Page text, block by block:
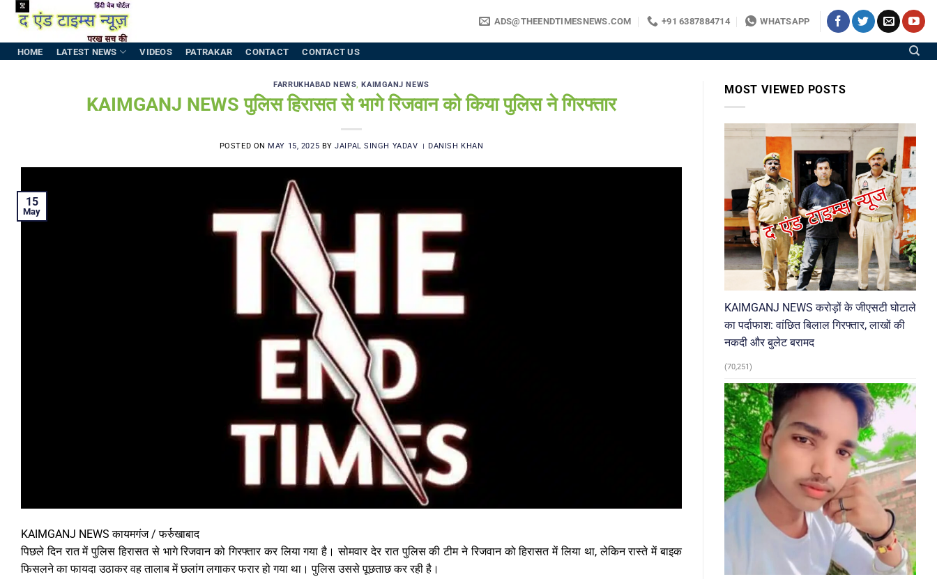
Skip
content
ADS@THEENDTIMESNEWS.COM +91 6387884714 WHATSAPP
HOME LATEST NEWS VIDEOS PATRAKAR CONTACT CONTACT US
FARRUKHABAD NEWS,KAIMGANJ NEWS
KAIMGANJ NEWS पुलिस हिरासत से भागे रिजवान को किया पुलिस ने गिरफ्तार
POSTED ON MAY 15, 2025 BYJAIPAL SINGH YADAV । DANISH KHAN
15
May
KAIMGANJ NEWS कायमगंज / फर्रुखाबाद
पिछले दिन रात में पुलिस हिरासत से भागे रिजवान को गिरफ्तार कर लिया गया है। सोमवार देर रात पुलिस की टीम ने रिजवान को हिरासत में लिया था, लेकिन रास्ते में बाइक
फिसलने का फायदा उठाकर वह तालाब में छलांग लगाकर फरार हो गया था। पुलिस उससे पूछताछ कर रही है।
MOST VIEWED POSTS
KAIMGANJ NEWS करोड़ों के जीएसटी घोटाले
का पर्दाफाश: वांछित बिलाल गिरफ्तार, लाखों की
नकदी और बुलेट बरामद
(70,251)